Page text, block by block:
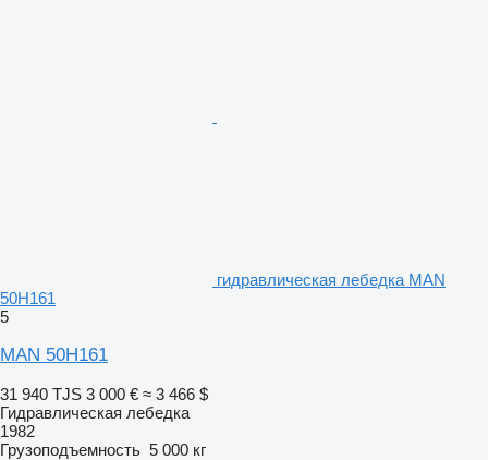
гидравлическая лебедка MAN
50H161
5
MAN 50H161
31 940 TJS 3 000 € ≈ 3 466 $
Гидравлическая лебедка
1982
Грузоподъемность 5 000 кг